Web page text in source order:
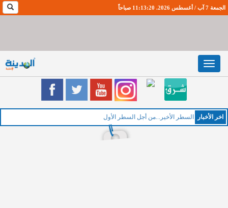
الجمعة 7 آب / أغسطس 2026. 11:13:20 صباحاً
Toggle
navigation
اخر اﻷخبار الخميس